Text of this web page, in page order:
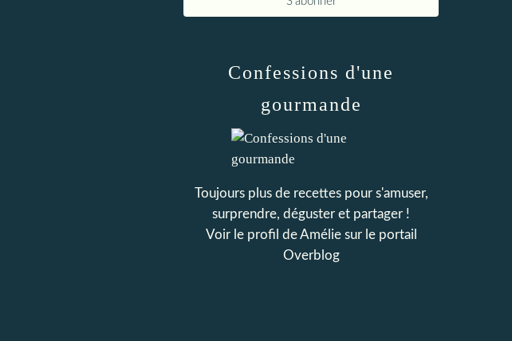
Confessions d'une
gourmande
Toujours plus de recettes pour s'amuser,
surprendre, déguster et partager !
Voir le profil deAméliesur le portail
Overblog